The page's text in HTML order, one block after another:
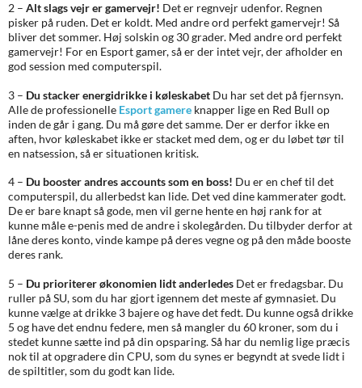
2 – Alt slags vejr er gamervejr! Det er regnvejr udenfor. Regnen
pisker på ruden. Det er koldt. Med andre ord perfekt gamervejr! Så
bliver det sommer. Høj solskin og 30 grader. Med andre ord perfekt
gamervejr! For en Esport gamer, så er der intet vejr, der afholder en
god session med computerspil.
3 – Du stacker energidrikke i køleskabet Du har set det på fjernsyn.
Alle de professionelle Esport gamere knapper lige en Red Bull op
inden de går i gang. Du må gøre det samme. Der er derfor ikke en
aften, hvor køleskabet ikke er stacket med dem, og er du løbet tør til
en natsession, så er situationen kritisk.
4 – Du booster andres accounts som en boss! Du er en chef til det
computerspil, du allerbedst kan lide. Det ved dine kammerater godt.
De er bare knapt så gode, men vil gerne hente en høj rank for at
kunne måle e-penis med de andre i skolegården. Du tilbyder derfor at
låne deres konto, vinde kampe på deres vegne og på den måde booste
deres rank.
5 – Du prioriterer økonomien lidt anderledes Det er fredagsbar. Du
ruller på SU, som du har gjort igennem det meste af gymnasiet. Du
kunne vælge at drikke 3 bajere og have det fedt. Du kunne også drikke
5 og have det endnu federe, men så mangler du 60 kroner, som du i
stedet kunne sætte ind på din opsparing. Så har du nemlig lige præcis
nok til at opgradere din CPU, som du synes er begyndt at svede lidt i
de spiltitler, som du godt kan lide.